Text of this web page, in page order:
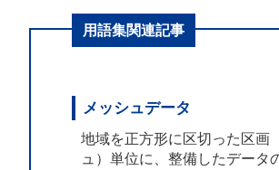
用語集関連記事
メッシュデータ
地域を正方形に区切った区画
ュ）単位に、整備したデータ